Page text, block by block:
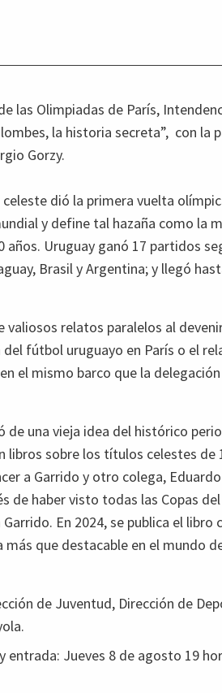
las Olimpiadas de París,
la historia secreta”, con
Gorzy.
celeste dió la primera vuelta
y define tal hazaña como la
años. Uruguay ganó 17 partidos
Brasil y Argentina; y llegó
valiosos relatos paralelos al
fútbol uruguayo en París o el
el mismo barco que la
de una vieja idea del histórico
libros sobre los títulos celestes de
a Garrido y otro colega,
de haber visto todas las Copas
En 2024, se publica el
más que destacable en el mundo
de Juventud, Dirección de
entrada: Jueves 8 de agosto 19